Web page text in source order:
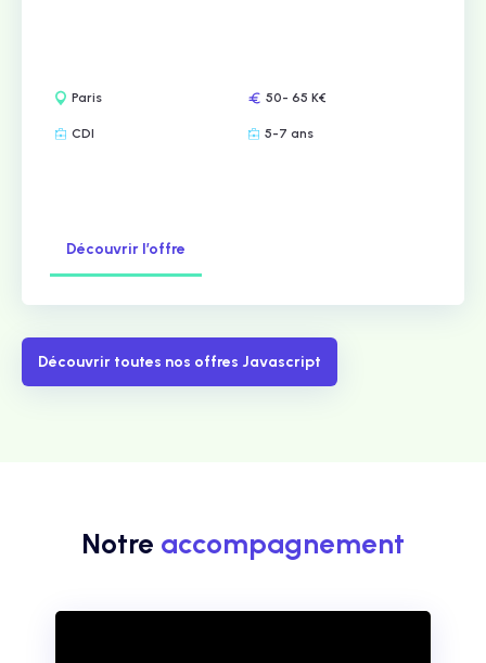
Paris 50- 65 K€
CDI 5-7 ans
Découvrir l’offre
Découvrir toutes nos offres Javascript
Notre accompagnement